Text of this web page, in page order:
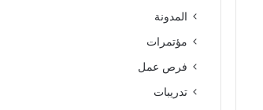
المدونة
مؤتمرات
فرص عمل
تدريبات